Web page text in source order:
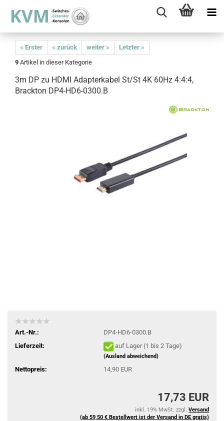
« Erster « zurück weiter »
Letzter »
9 Artikel in dieser Kategorie
3m DP zu HDMI Adapterkabel St/St 4K 60Hz 4:4:4,
Brackton DP4-HD6-0300.B
Art.-Nr.:
DP4-HD6-0300.B
Lieferzeit:
auf Lager (1 bis 2 Tage)
(Ausland abweichend)
Nettopreis: 14,90 EUR
17,73 EUR
inkl. 19% MwSt. zzgl. Versand
(ab 59,50 € Bestellwert ist der Versand in DE gratis)